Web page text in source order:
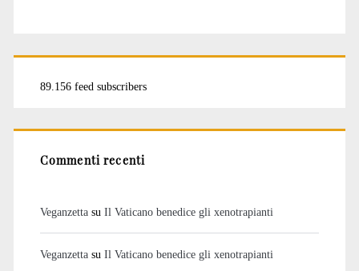
89.156 feed subscribers
Commenti recenti
Veganzettasu Il Vaticano benedice gli xenotrapianti
Veganzettasu Il Vaticano benedice gli xenotrapianti